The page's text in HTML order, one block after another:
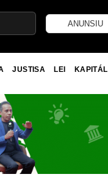
ANUNSIU
JUSTISA LEI KAPITÁL